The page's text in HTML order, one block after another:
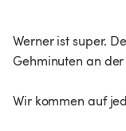
Werner ist super.
Gehminuten an der
Wir kommen auf